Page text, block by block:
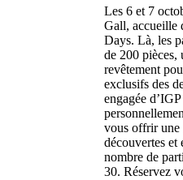
Les 6 et 7
Gall, accueille
Days. Là, les
de 200 pièces,
revêtement
exclusifs des
engagée
vous offrir une
découvertes et
nombre de
30. Réservez